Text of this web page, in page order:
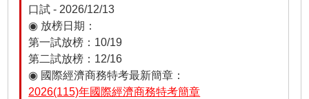
口試 - 2026/12/13
◉ 放榜日期：
第一試放榜：10/19
第二試放榜：12/16
◉ 國際經濟商務特考最新簡章：
2026(115)年國際經濟商務特考簡章